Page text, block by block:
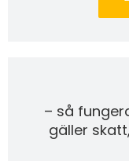
– så
gäller